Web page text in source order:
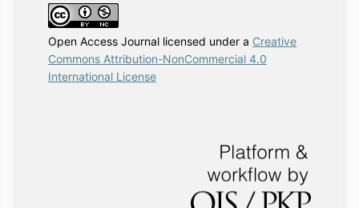
Open Access Journal licensed under a Creative
Commons Attribution-NonCommercial 4.0
International License